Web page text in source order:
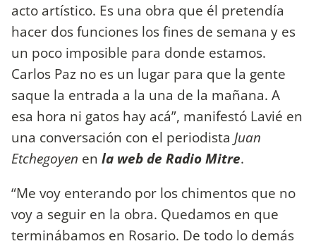
acto artístico. Es una obra que él pretendía
hacer dos funciones los fines de semana y es
un poco imposible para donde estamos.
Carlos Paz no es un lugar para que la gente
saque la entrada a la una de la mañana. A
esa hora ni gatos hay acá”, manifestó Lavié en
una conversación con el periodista Juan
Etchegoyen en la web de Radio Mitre.
“Me voy enterando por los chimentos que no
voy a seguir en la obra. Quedamos en que
terminábamos en Rosario. De todo lo demás